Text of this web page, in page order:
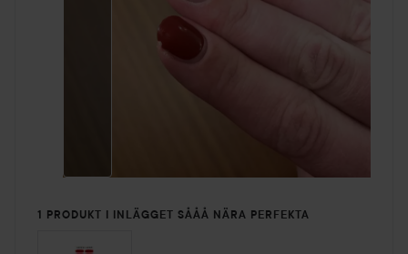
1 PRODUKT I INLÄGGET SÅÅÅ NÄRA PERFEKTA